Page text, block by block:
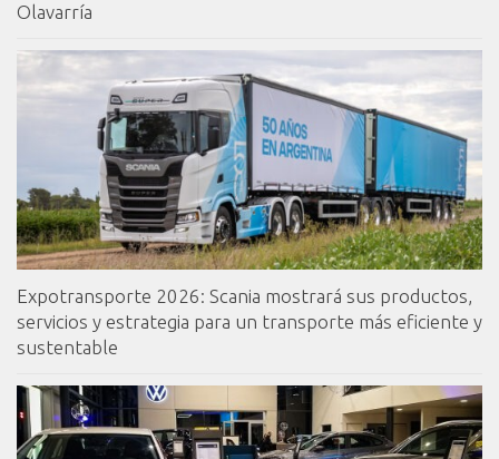
Olavarría
Expotransporte 2026: Scania mostrará sus productos,
servicios y estrategia para un transporte más eficiente y
sustentable